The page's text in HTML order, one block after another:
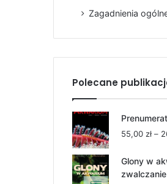
Zagadnienia
Polecane
55,00 zł –
Glony w
zwalczanie